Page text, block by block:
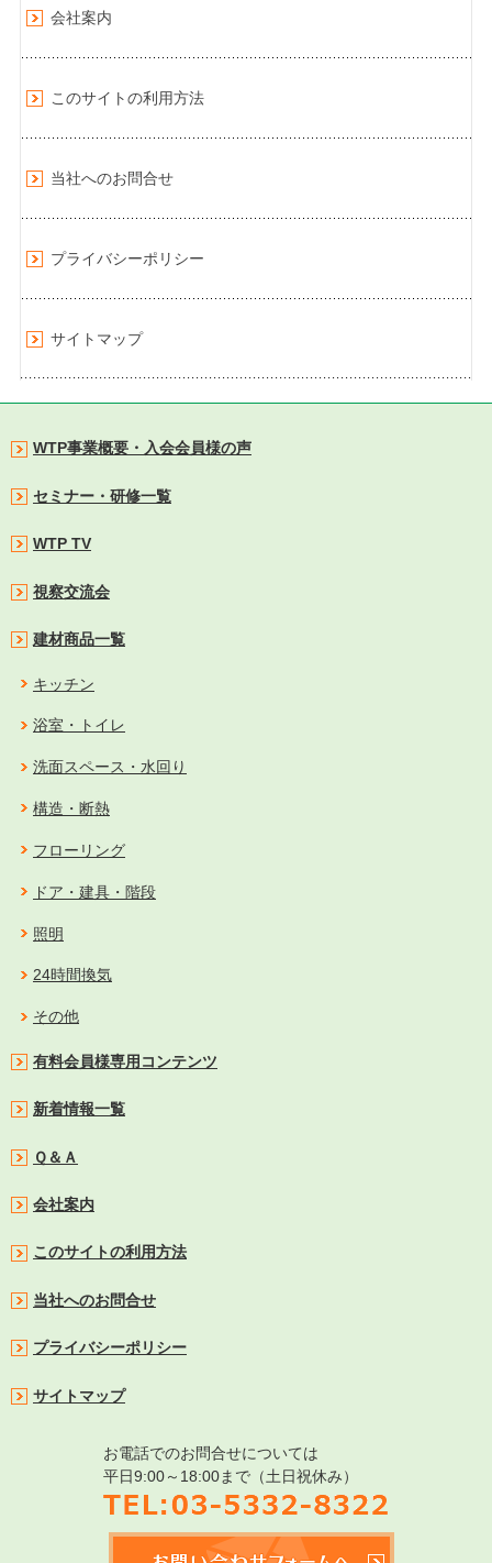
会社案内
このサイトの利用方法
当社へのお問合せ
プライバシーポリシー
サイトマップ
WTP事業概要・入会会員様の声
セミナー・研修一覧
WTP TV
視察交流会
建材商品一覧
キッチン
浴室・トイレ
洗面スペース・水回り
構造・断熱
フローリング
ドア・建具・階段
照明
24時間換気
その他
有料会員様専用コンテンツ
新着情報一覧
Ｑ＆Ａ
会社案内
このサイトの利用方法
当社へのお問合せ
プライバシーポリシー
サイトマップ
お電話でのお問合せについては
平日9:00～18:00まで（土日祝休み）